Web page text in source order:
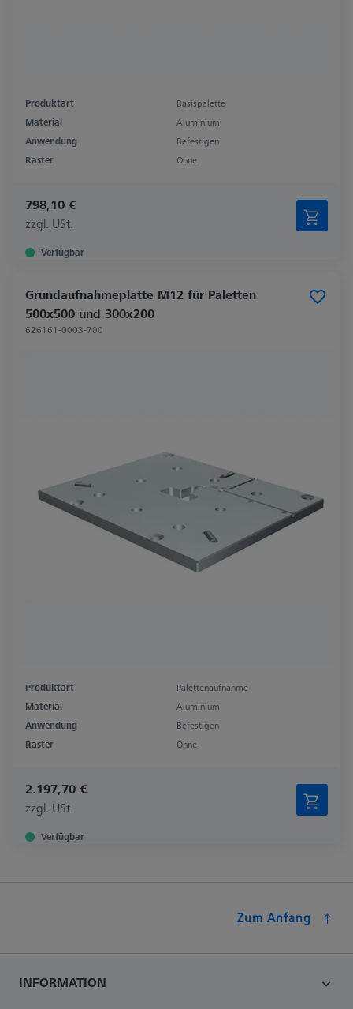
Produktart
Basispalette
Material
Aluminium
Anwendung
Befestigen
Raster
Ohne
798,10 €
zzgl. USt.
Verfügbar
Grundaufnahmeplatte M12 für Paletten
500x500 und 300x200
626161-0003-700
Produktart
Palettenaufnahme
Material
Aluminium
Anwendung
Befestigen
Raster
Ohne
2.197,70 €
zzgl. USt.
Verfügbar
Zum Anfang
INFORMATION